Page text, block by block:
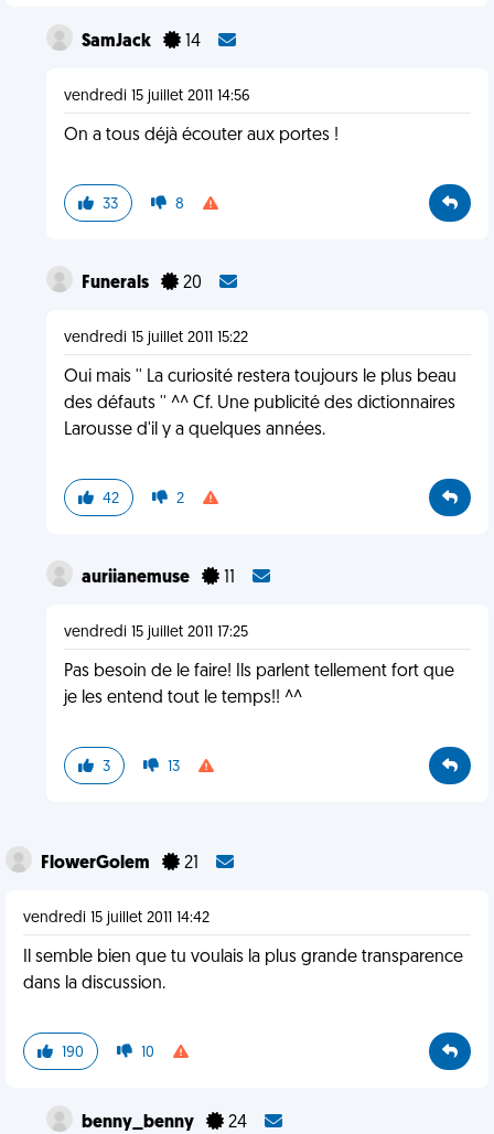
SamJack 14
vendredi 15 juillet 2011 14:56
On a tous déjà écouter aux portes !
33 8
Funerals 20
vendredi 15 juillet 2011 15:22
Oui mais '' La curiosité restera toujours le plus beau
des défauts '' ^^ Cf. Une publicité des dictionnaires
Larousse d'il y a quelques années.
42 2
auriianemuse 11
vendredi 15 juillet 2011 17:25
Pas besoin de le faire! Ils parlent tellement fort que
je les entend tout le temps!! ^^
3 13
FlowerGolem 21
vendredi 15 juillet 2011 14:42
Il semble bien que tu voulais la plus grande transparence
dans la discussion.
190 10
benny_benny 24